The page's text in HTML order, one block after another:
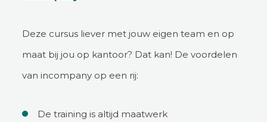
Deze cursus liever met jouw eigen team en op
maat bij jou op kantoor? Dat kan! De voordelen
van incompany op een rij:
De training is altijd maatwerk